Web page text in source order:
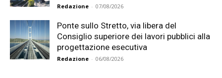
Redazione - 07/08/2026
Ponte sullo Stretto, via libera del
Consiglio superiore dei lavori pubblici alla
progettazione esecutiva
Redazione - 06/08/2026